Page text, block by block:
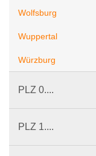
Wolfsburg
Wuppertal
Würzburg
PLZ 0....
PLZ 1....